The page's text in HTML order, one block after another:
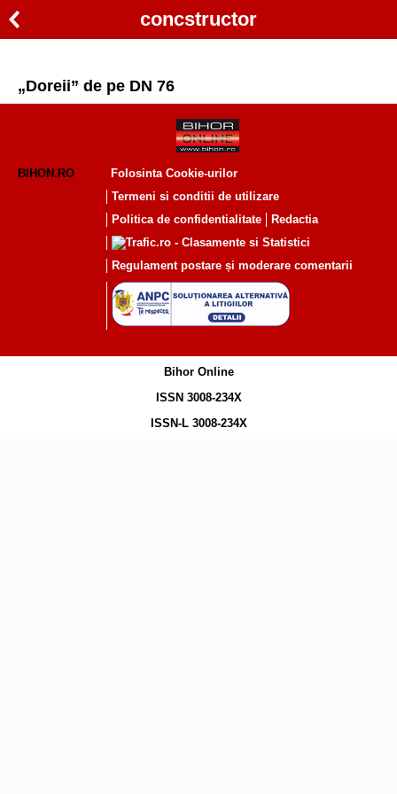
concstructor
„Doreii” de pe DN 76
BIHON.RO
Folosinta Cookie-urilor
Termeni si conditii de utilizare
Politica de confidentialitate
Redactia
Regulament postare și moderare comentarii
Bihor Online
ISSN 3008-234X
ISSN-L 3008-234X